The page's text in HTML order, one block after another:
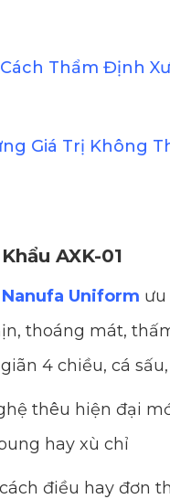
Thẩm Định
Giá Trị Không
AXK-01
Nanufa Uniform ưu
thoáng mát,
4 chiều, cá
thêu hiện đại
hay xù chỉ
điều hay đơn